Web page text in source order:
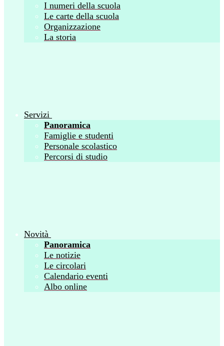
I numeri della scuola
Le carte della scuola
Organizzazione
La storia
Servizi
Panoramica
Famiglie e studenti
Personale scolastico
Percorsi di studio
Novità
Panoramica
Le notizie
Le circolari
Calendario eventi
Albo online